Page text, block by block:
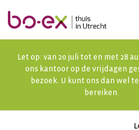
Let op: van 20 juli tot en met 28
ons kantoor op de vrijdagen
bezoek. U kunt ons dan wel
bereiken.